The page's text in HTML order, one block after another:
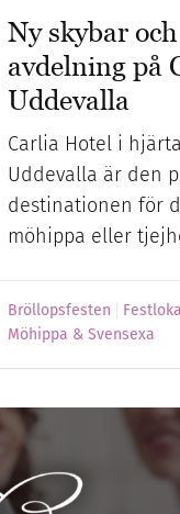
Ny skybar
avdelning på
Uddevalla
Carlia Hotel i
Uddevalla är den
destinationen för
möhippa eller
Bröllopsfesten
Möhippa & Svensexa